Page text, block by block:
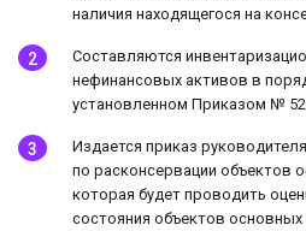
наличия находящегося на
Составляются
нефинансовых активов в
установленном Приказом №
Издается приказ
по расконсервации объектов
которая будет проводить
состояния объектов